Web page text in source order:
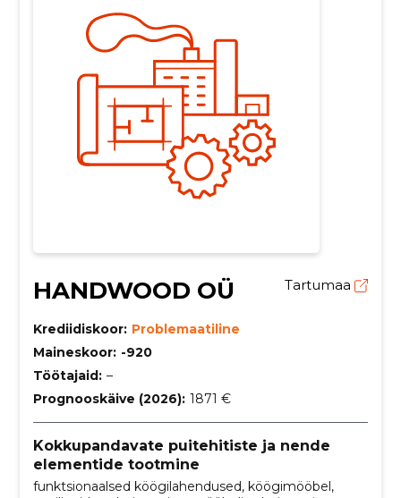
HANDWOOD OÜ Tartumaa
Krediidiskoor: Problemaatiline
Maineskoor: -920
Töötajaid: –
Prognooskäive (2026): 1871 €
Kokkupandavate puitehitiste ja nende
elementide tootmine
funktsionaalsed köögilahendused, köögimööbel,